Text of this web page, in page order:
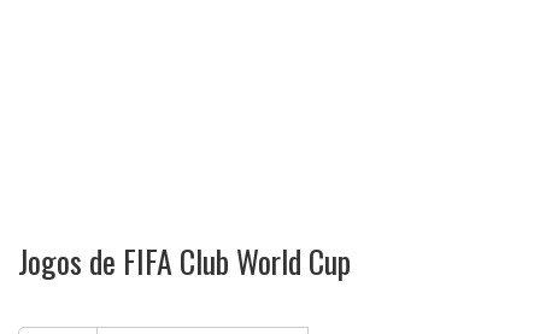
Jogos de FIFA Club World Cup